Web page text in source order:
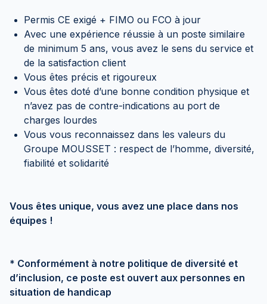
Permis CE exigé + FIMO ou FCO à jour
Avec une expérience réussie à un poste similaire
de minimum 5 ans, vous avez le sens du service et
de la satisfaction client
Vous êtes précis et rigoureux
Vous êtes doté d’une bonne condition physique et
n’avez pas de contre-indications au port de
charges lourdes
Vous vous reconnaissez dans les valeurs du
Groupe MOUSSET : respect de l’homme, diversité,
fiabilité et solidarité
Vous êtes unique, vous avez une place dans nos
équipes !
* Conformément à notre politique de diversité et
d’inclusion, ce poste est ouvert aux personnes en
situation de handicap